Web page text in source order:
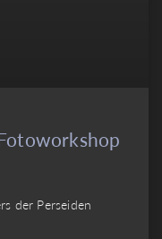
der Perseiden